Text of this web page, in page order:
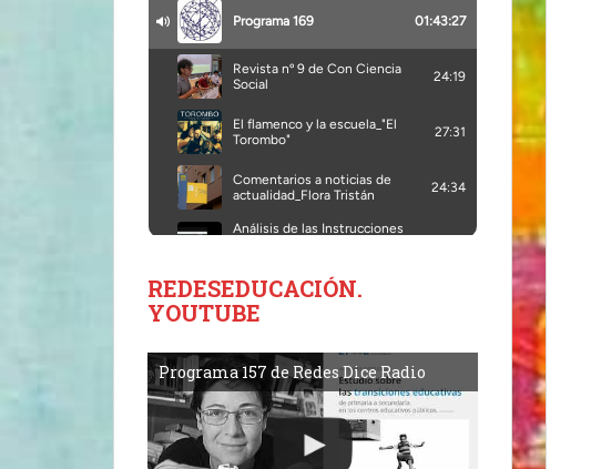
REDESEDUCACIÓN.
YOUTUBE
Programa 157 de Redes Dice Radio